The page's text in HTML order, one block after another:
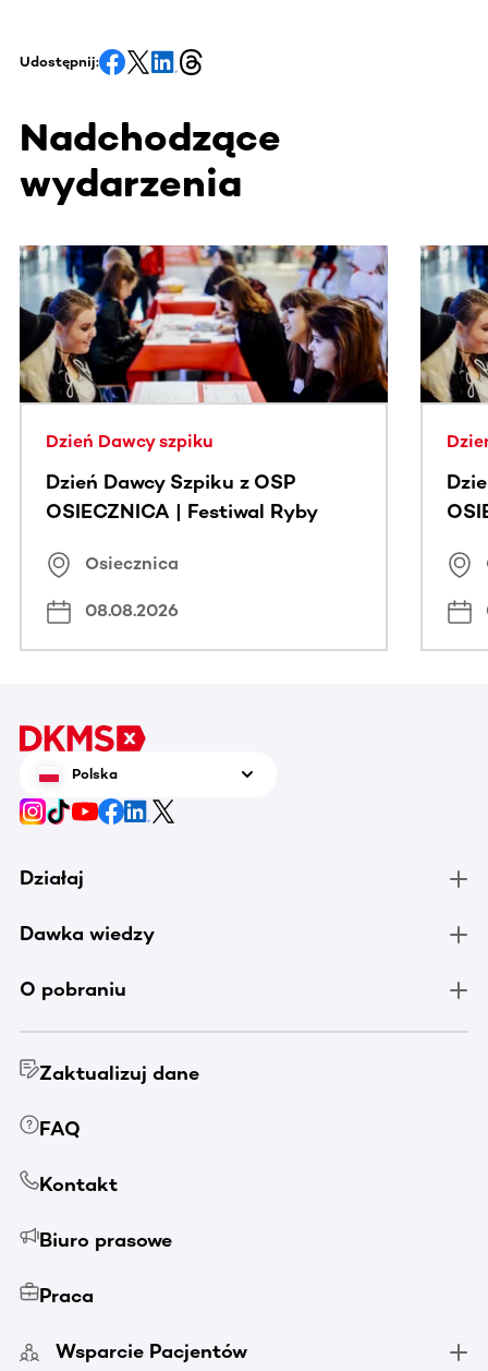
Udostępnij:
Nadchodzące
wydarzenia
Ta sekcja zawiera treści przewijane w poziomie. Użyj
Dzień Dawcy szpiku
Dzień Dawcy Szpiku z OSP
OSIECZNICA | Festiwal Ryby
Osiecznica
08.08.2026
Polska
Działaj
Dawka wiedzy
O pobraniu
Zaktualizuj dane
FAQ
Kontakt
Biuro prasowe
Praca
Wsparcie Pacjentów